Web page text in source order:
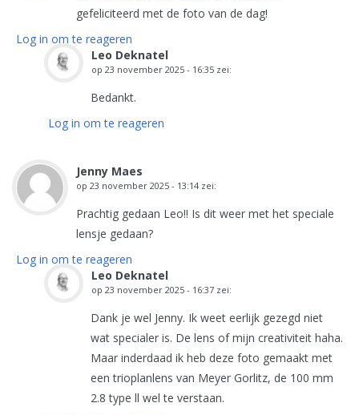
gefeliciteerd met de foto van de dag!
Log in om te reageren
Leo Deknatel
op 23 november 2025 - 16:35 zei:
Bedankt.
Log in om te reageren
Jenny Maes
op 23 november 2025 - 13:14 zei:
Prachtig gedaan Leo!! Is dit weer met het speciale
lensje gedaan?
Log in om te reageren
Leo Deknatel
op 23 november 2025 - 16:37 zei:
Dank je wel Jenny. Ik weet eerlijk gezegd niet
wat specialer is. De lens of mijn creativiteit haha.
Maar inderdaad ik heb deze foto gemaakt met
een trioplanlens van Meyer Gorlitz, de 100 mm
2.8 type ll wel te verstaan.